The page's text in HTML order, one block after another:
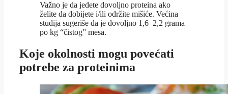
Važno je da jedete dovoljno proteina ako
želite da dobijete i/ili održite mišiće. Većina
studija sugeriše da je dovoljno 1,6–2,2 grama
po kg “čistog” mesa.
Koje okolnosti mogu povećati
potrebe za proteinima